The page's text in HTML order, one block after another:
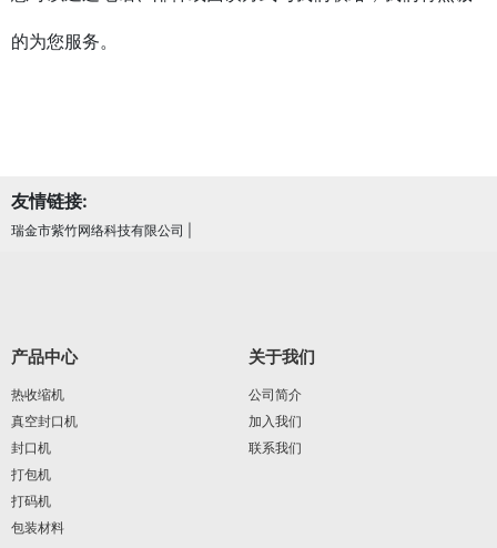
的为您服务。
友情链接:
瑞金市紫竹网络科技有限公司
产品中心
热收缩机
真空封口机
封口机
打包机
打码机
包装材料
关于我们
公司简介
加入我们
联系我们